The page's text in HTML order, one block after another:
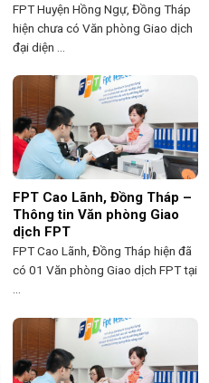
FPT Huyện Hồng Ngự, Đồng Tháp
hiện chưa có Văn phòng Giao dịch
đại diện ...
FPT Cao Lãnh, Đồng Tháp –
Thông tin Văn phòng Giao
dịch FPT
FPT Cao Lãnh, Đồng Tháp hiện đã
có 01 Văn phòng Giao dịch FPT tại
...